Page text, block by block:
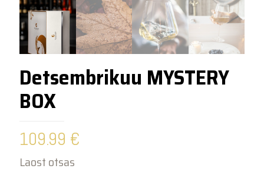
Detsembrikuu MYSTERY
BOX
109.99 €
Laost otsas